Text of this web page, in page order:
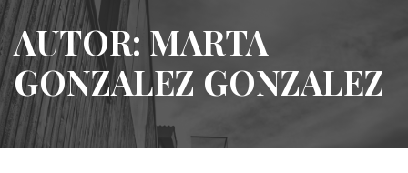
AUTOR:MARTA
GONZALEZ GONZALEZ